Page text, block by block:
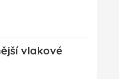
vlakové